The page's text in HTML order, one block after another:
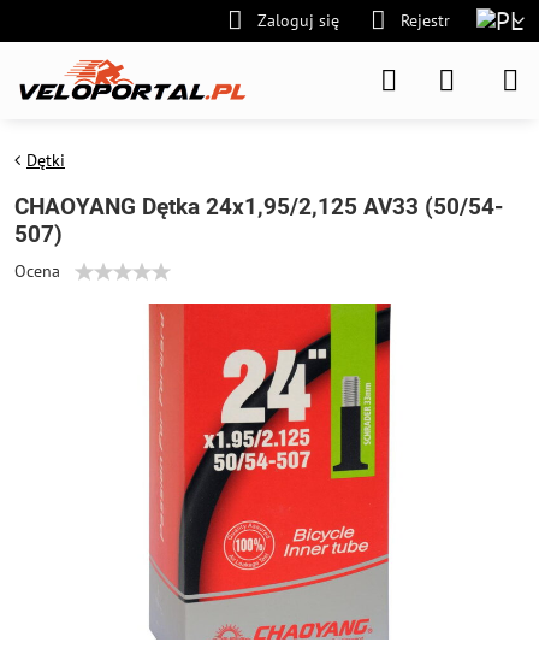
Zaloguj się Rejestr
Dętki
CHAOYANG Dętka 24x1,95/2,125 AV33 (50/54-
507)
Ocena